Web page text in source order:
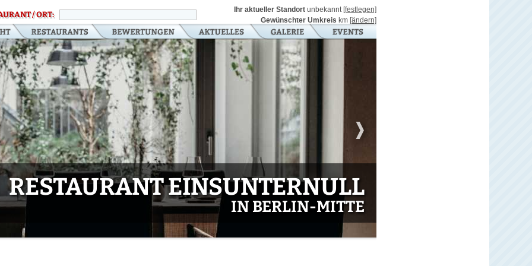
/ ORT:
Ihr aktueller Standort unbekannt [festlegen]
Gewünschter Umkreis km [ändern]
RESTAURANT EINSUNTERNULL
IN BERLIN-MITTE